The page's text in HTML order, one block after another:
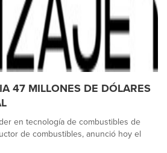
47 MILLONES DE DÓLARES
en tecnología de combustibles de
de combustibles, anunció hoy el